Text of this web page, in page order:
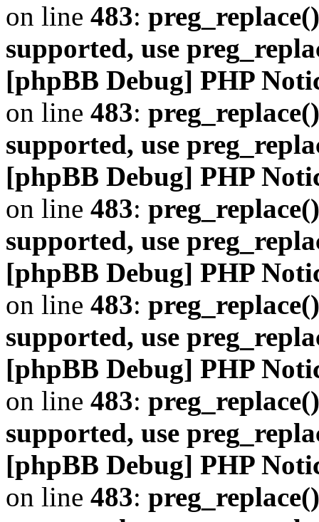
on line 483:
supported, use
[phpBB Debug] PHP
on line 483:
supported, use
[phpBB Debug] PHP
on line 483:
supported, use
[phpBB Debug] PHP
on line 483:
supported, use
[phpBB Debug] PHP
on line 483:
supported, use
[phpBB Debug] PHP
on line 483: